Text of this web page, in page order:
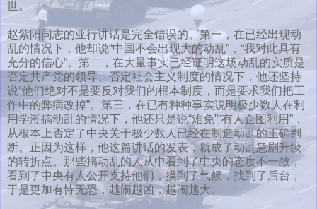
世。
赵紫阳同志的亚行讲话是完全错误的。第一，在已经出现动
乱的情况下，他却说“中国不会出现大的动乱”，“我对此具有
充分的信心”。第二，在大量事实已经证明这场动乱的实质是
否定共产党的领导、否定社会主义制度的情况下，他还坚持
说“他们绝对不是要反对我们的根本制度，而是要求我们把工
作中的弊病改掉”。第三，在已有种种事实说明极少数人在利
用学潮搞动乱的情况下，他还只是说“难免”“有人企图利用”，
从根本上否定了中央关于极少数人已经在制造动乱的正确判
断。正因为这样，他这篇讲话的发表，就成了动乱急剧升级
的转折点。那些搞动乱的人从中看到了中央的态度不一致，
看到了中央有人公开支持他们，摸到了气候，找到了后台，
于是更加有恃无恐，越闹越凶，越闹越大。